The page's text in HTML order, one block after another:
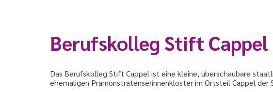
Berufskolleg Stift Cappel
Das Berufskolleg Stift Cappel ist eine kleine, überschaubare
ehemaligen Prämonstratenserinnenkloster im Ortsteil Cappel